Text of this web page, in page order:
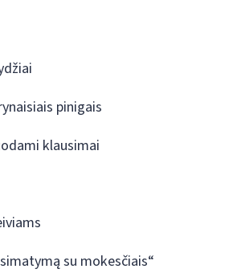
pinigais
klausimai
su mokesčiais“